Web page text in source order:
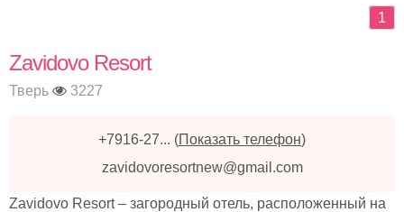
1
Zavidovo Resort
Тверь 3227
+7916-27... (Показать телефон)
zavidovoresortnew@gmail.com
Zavidovo Resort – загородный отель, расположенный на